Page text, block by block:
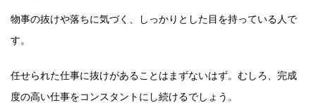
物事の抜けや落ちに気づく、しっかりとした目を持っている人で
す。
任せられた仕事に抜けがあることはまずないはず。むしろ、完成
度の高い仕事をコンスタントにし続けるでしょう。